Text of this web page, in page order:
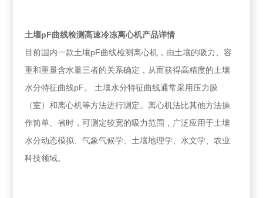
土壤pF曲线检测高速冷冻离心机产品详情
目前国内一款土壤pF曲线检测离心机，由土壤的吸力、容
重和重量含水量三者的关系确定，从而获得高精度的土壤
水分特征曲线pF。 土壤水分特征曲线通常采用压力膜
（室）和离心机等方法进行测定。离心机法比其他方法操
作简单、省时，可测定较宽的吸力范围，广泛应用于土壤
水分动态模拟、气象气候学、土壤地理学、水文学、农业
科技领域。